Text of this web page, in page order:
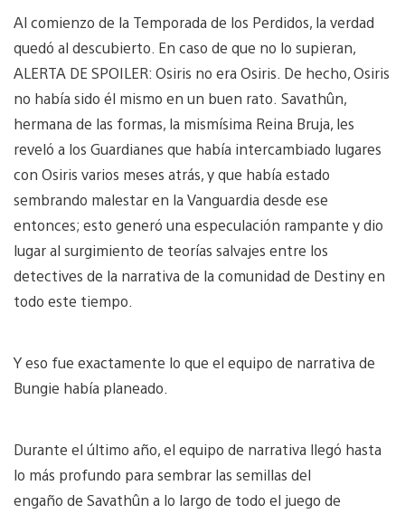
Al comienzo de la Temporada de los Perdidos, la verdad
quedó al descubierto. En caso de que no lo supieran,
ALERTA DE SPOILER: Osiris no era Osiris. De hecho, Osiris
no había sido él mismo en un buen rato. Savathûn,
hermana de las formas, la mismísima Reina Bruja, les
reveló a los Guardianes que había intercambiado lugares
con Osiris varios meses atrás, y que había estado
sembrando malestar en la Vanguardia desde ese
entonces; esto generó una especulación rampante y dio
lugar al surgimiento de teorías salvajes entre los
detectives de la narrativa de la comunidad de Destiny en
todo este tiempo.
Y eso fue exactamente lo que el equipo de narrativa de
Bungie había planeado.
Durante el último año, el equipo de narrativa llegó hasta
lo más profundo para sembrar las semillas del
engaño de Savathûn a lo largo de todo el juego de